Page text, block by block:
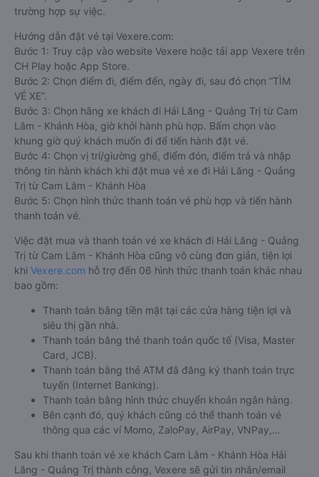
trường hợp sự việc.
Hướng dẫn đặt vé tại Vexere.com:
Bước 1: Truy cập vào website Vexere hoặc tải app Vexere trên
CH Play hoặc App Store.
Bước 2: Chọn điểm đi, điểm đến, ngày đi, sau đó chọn “TÌM
VÉ XE”.
Bước 3: Chọn hãng xe khách đi Hải Lăng - Quảng Trị từ Cam
Lâm - Khánh Hòa, giờ khởi hành phù hợp. Bấm chọn vào
khung giờ quý khách muốn đi để tiến hành đặt vé.
Bước 4: Chọn vị trí/giường ghế, điểm đón, điểm trả và nhập
thông tin hành khách khi đặt mua vé xe đi Hải Lăng - Quảng
Trị từ Cam Lâm - Khánh Hòa
Bước 5: Chọn hình thức thanh toán vé phù hợp và tiến hành
thanh toán vé.
Việc đặt mua và thanh toán vé xe khách đi Hải Lăng - Quảng
Trị từ Cam Lâm - Khánh Hòa cũng vô cùng đơn giản, tiện lợi
khi Vexere.com hỗ trợ đến 06 hình thức thanh toán khác nhau
bao gồm:
Thanh toán bằng tiền mặt tại các cửa hàng tiện lợi và
siêu thị gần nhà.
Thanh toán bằng thẻ thanh toán quốc tế (Visa, Master
Card, JCB).
Thanh toán bằng thẻ ATM đã đăng ký thanh toán trực
tuyến (Internet Banking).
Thanh toán bằng hình thức chuyển khoản ngân hàng.
Bên cạnh đó, quý khách cũng có thể thanh toán vé
thông qua các ví Momo, ZaloPay, AirPay, VNPay,…
Sau khi thanh toán vé xe khách Cam Lâm - Khánh Hòa Hải
Lăng - Quảng Trị thành công, Vexere sẽ gửi tin nhắn/email